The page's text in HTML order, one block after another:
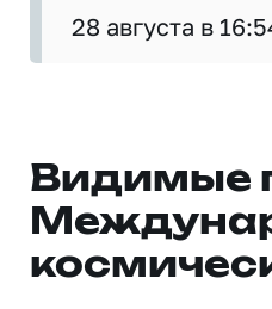
28 августа в
Видимые